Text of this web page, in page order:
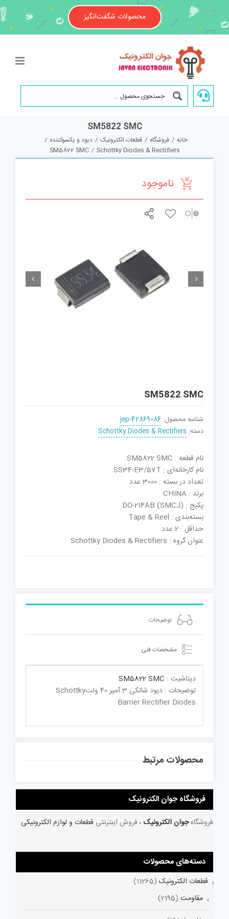
content
محصولات شگفت‌انگیز
SM5822 SMC
خانه / فروشگاه / قطعات الکترونیک / دیود و یکسوکننده /
Schottky Diodes & Rectifiers
/
SM5822 SMC
ناموجود
 
SM5822 SMC
شناسه محصول: jep-42869086
دسته: Schottky Diodes & Rectifiers
نام قطعه : SM5822 SMC
نام کارخانه‌ای : SS34-E3/57T
تعداد در بسته : 3000 عدد
برند : CHINA
پکیج : DO-214AB (SMCJ)
بسته‌بندی : Tape & Reel
حداقل : 2 عدد
عنوان گروه : Schottky Diodes & Rectifiers
توضیحات
مشخصات فنی
دیتاشیت : SM5822 SMC
توضیحات : دیود شاتکی 3 آمپر 40 ولتSchottky
Barrier Rectifier Diodes
محصولات مرتبط
فروشگاه جوان الکترونیک
فروشگاهجوان الکترونیک ، فروش اینترنتی قطعات و لوازم الکترونیکی
دسته‌های محصولات
قطعات الکترونیک (11265)
مقاومت (2195)